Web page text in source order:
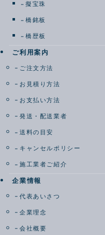
擬宝珠
橋銘板
橋歴板
ご利用案内
ご注文方法
お見積り方法
お支払い方法
発送・配送業者
送料の目安
キャンセルポリシー
施工業者ご紹介
企業情報
代表あいさつ
企業理念
会社概要